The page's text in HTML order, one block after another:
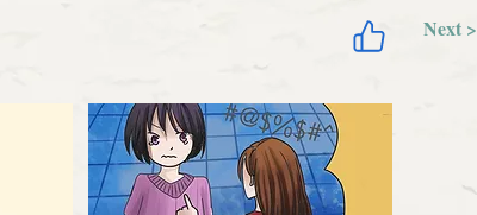
Next >